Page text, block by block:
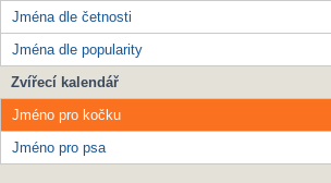
Jména dle četnosti
Jména dle popularity
Zvířecí kalendář
Jméno pro kočku
Jméno pro psa